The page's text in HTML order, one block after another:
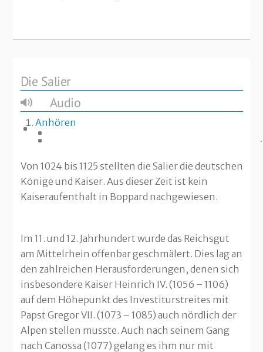
Die Salier
Audio
Anhören
Von 1024 bis 1125 stellten die Salier die deutschen
Könige und Kaiser. Aus dieser Zeit ist kein
Kaiseraufenthalt in Boppard nachgewiesen.
Im 11. und 12. Jahrhundert wurde das Reichsgut
am Mittelrhein offenbar geschmälert. Dies lag an
den zahlreichen Herausforderungen, denen sich
insbesondere Kaiser Heinrich IV. (1056 – 1106)
auf dem Höhepunkt des Investiturstreites mit
Papst Gregor VII. (1073 – 1085) auch nördlich der
Alpen stellen musste. Auch nach seinem Gang
nach Canossa (1077) gelang es ihm nur mit